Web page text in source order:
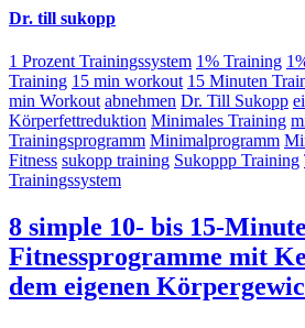
Dr. till sukopp
1 Prozent Trainingssystem 1% Training
Training 15 min workout 15 Minuten
min Workout abnehmen Dr. Till Sukopp
Körperfettreduktion Minimales Training
Trainingsprogramm Minimalprogramm
Fitness sukopp training Sukoppp Training
Trainingssystem
8 simple 10- bis 15-
Fitnessprogramme mit
dem eigenen